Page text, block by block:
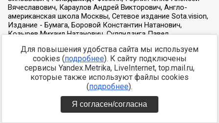
Для повышения удобства сайта мы используем
cookies (подробнее). К сайту подключены
сервисы Yandex.Metrika, LiveInternet, top.mail.ru,
которые также используют файлы cookies
(подробнее).
Я согласен/согласна